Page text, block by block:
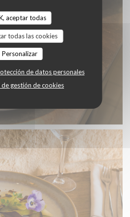
aceptar todas
todas las cookies
Personalizar
de datos personales
gestión de cookies